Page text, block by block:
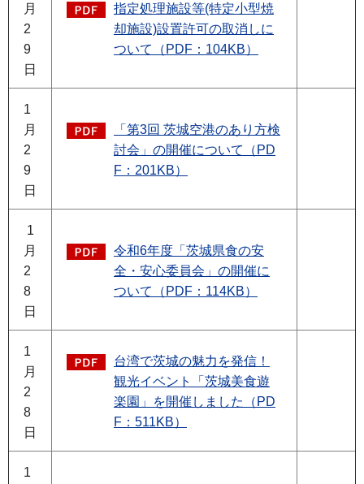
月
2
9
日
指定処理施設等(特定小型焼
却施設)設置許可の取消しに
ついて（PDF：104KB）
1
月
2
9
日
「第3回 茨城空港のあり方検
討会」の開催について（PD
F：201KB）
1
月
2
8
日
令和6年度「茨城県食の安
全・安心委員会」の開催に
ついて（PDF：114KB）
1
月
2
8
日
台湾で茨城の魅力を発信！
観光イベント「茨城美食遊
楽園」を開催しました（PD
F：511KB）
1